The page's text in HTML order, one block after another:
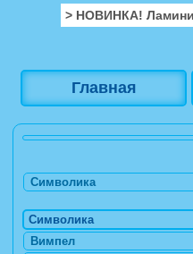
> НОВИНКА!
Главная
Символика
Символика
Вимпел